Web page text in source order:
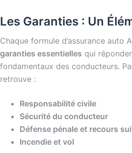
Les Garanties : Un
Chaque formule d’assurance auto
garanties essentielles qui
fondamentaux des conducteurs.
retrouve :
Responsabilité civile
Sécurité du conducteur
Défense pénale et recours
Incendie et vol